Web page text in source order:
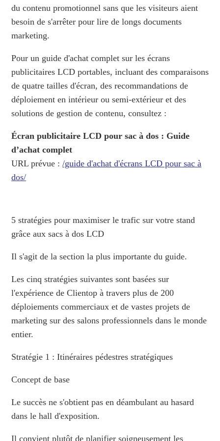
du contenu promotionnel sans que les visiteurs aient
besoin de s'arrêter pour lire de longs documents
marketing.
Pour un guide d'achat complet sur les écrans
publicitaires LCD portables, incluant des comparaisons
de quatre tailles d'écran, des recommandations de
déploiement en intérieur ou semi-extérieur et des
solutions de gestion de contenu, consultez :
Écran publicitaire LCD pour sac à dos : Guide
d’achat complet
URL prévue : /guide d'achat d'écrans LCD pour sac à
dos/
5 stratégies pour maximiser le trafic sur votre stand
grâce aux sacs à dos LCD
Il s'agit de la section la plus importante du guide.
Les cinq stratégies suivantes sont basées sur
l'expérience de Clientop à travers plus de 200
déploiements commerciaux et de vastes projets de
marketing sur des salons professionnels dans le monde
entier.
Stratégie 1 : Itinéraires pédestres stratégiques
Concept de base
Le succès ne s'obtient pas en déambulant au hasard
dans le hall d'exposition.
Il convient plutôt de planifier soigneusement les